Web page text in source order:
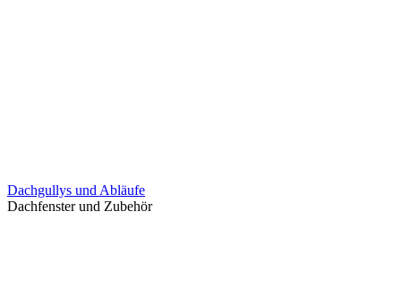
Dachgullys und Abläufe
Dachfenster und Zubehör